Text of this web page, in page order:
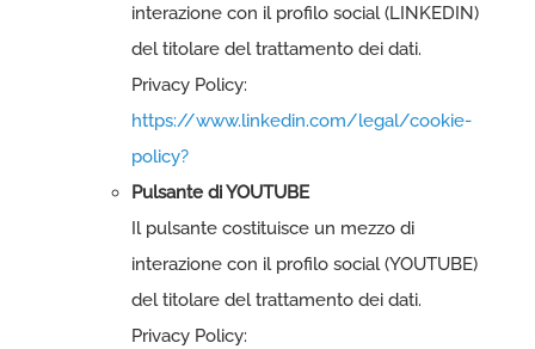
interazione con il profilo social (LINKEDIN)
del titolare del trattamento dei dati.
Privacy Policy:
https://www.linkedin.com/legal/cookie-
policy?
Pulsante di YOUTUBE
Il pulsante costituisce un mezzo di
interazione con il profilo social (YOUTUBE)
del titolare del trattamento dei dati.
Privacy Policy: